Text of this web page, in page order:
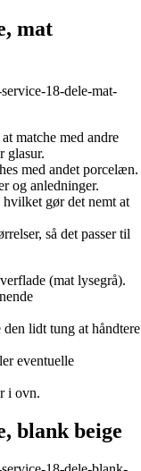
mat
18-dele-mat-
matche med andre
glasur.
med andet porcelæn.
og anledninger.
gør det nemt at
så det passer til
(mat lysegrå).
lidt tung at håndtere
eventuelle
i ovn.
blank beige